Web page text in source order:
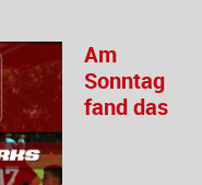
Am
Sonntag
fand das